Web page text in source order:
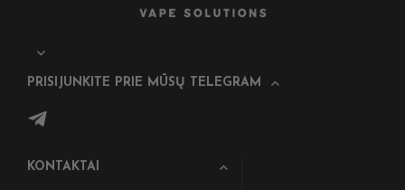
PRISIJUNKITE PRIE MŪSŲ TELEGRAM
KONTAKTAI